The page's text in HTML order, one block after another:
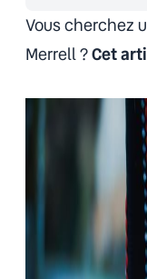
Vous cherchez
Merrell ?Cet